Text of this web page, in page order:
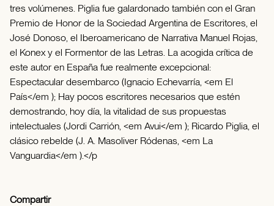
tres volúmenes. Piglia fue galardonado también con el Gran
Premio de Honor de la Sociedad Argentina de Escritores, el
José Donoso, el Iberoamericano de Narrativa Manuel Rojas,
el Konex y el Formentor de las Letras. La acogida crítica de
este autor en España fue realmente excepcional:
Espectacular desembarco (Ignacio Echevarría, <em El
País</em ); Hay pocos escritores necesarios que estén
demostrando, hoy día, la vitalidad de sus propuestas
intelectuales (Jordi Carrión, <em Avui</em ); Ricardo Piglia, el
clásico rebelde (J. A. Masoliver Ródenas, <em La
Vanguardia</em ).</p
Compartir